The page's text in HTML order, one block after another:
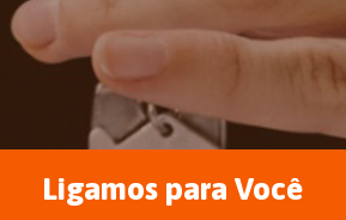
Ligamos para Você